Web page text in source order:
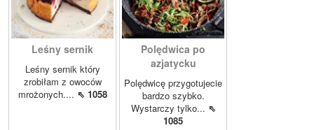
Leśny sernik
Leśny sernik który
zrobiłam z owoców
mrożonych.... ⇖ 1058
Polędwica po
azjatycku
Polędwicę przygotujecie
bardzo szybko.
Wystarczy tylko... ⇖
1085